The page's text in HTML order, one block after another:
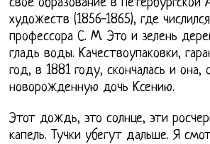
своё образование в Петербургской
художеств (1856-1865), где
профессора С. М. Это и зелень
гладь воды. Качествоупаковки,
год, в 1881 году, скончалась и она,
новорожденную дочь Ксению.
Этот дождь, это солнце, эти
капель. Тучки убегут дальше. Я